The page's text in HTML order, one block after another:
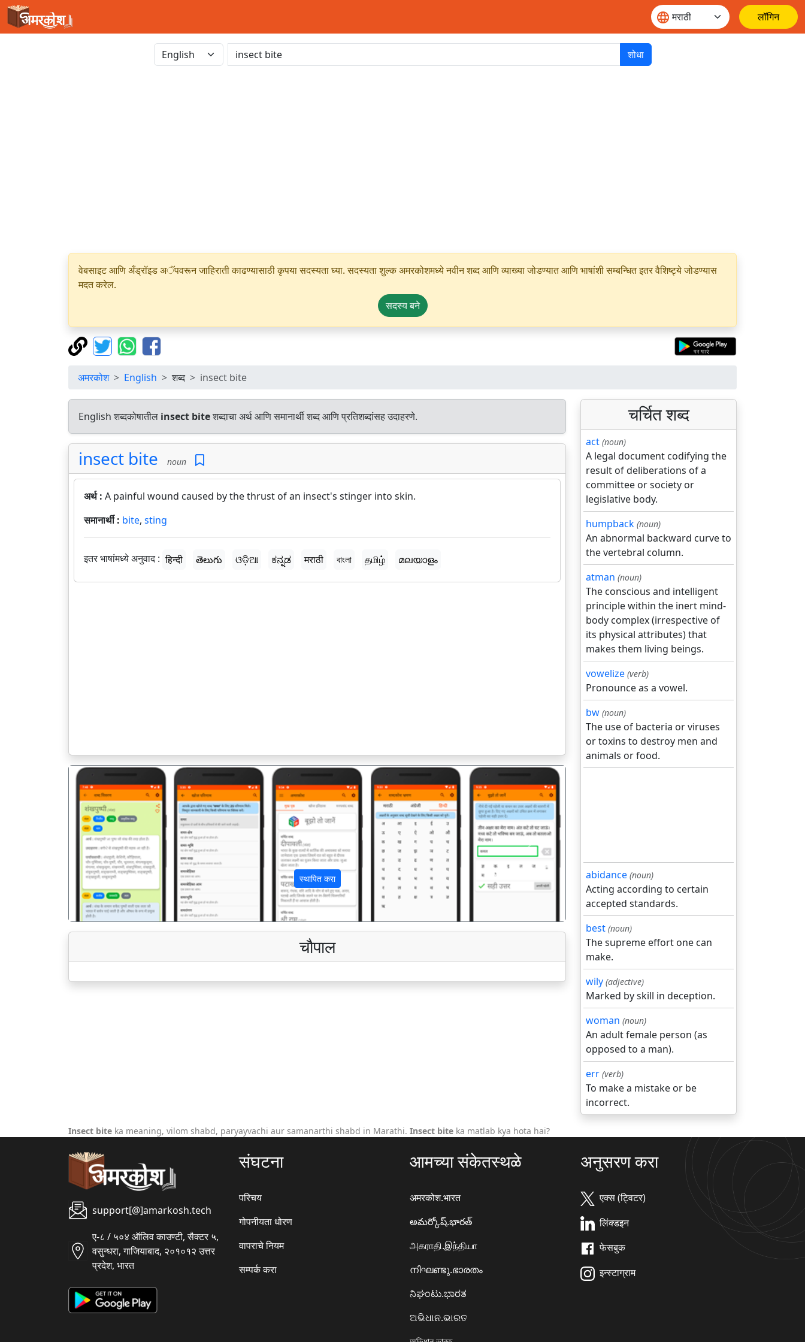
लॉगिन
शोधा
वेबसाइट आणि अँड्रॉइड अॅपवरून जाहिराती काढण्यासाठी कृपया सदस्यता घ्या. सदस्यता शुल्क अमरकोशमध्ये नवीन शब्द आणि व्याख्या जोडण्यात आणि भाषांशी सम्बन्धित इतर वैशिष्ट्ये जोडण्यास
मदत करेल.
सदस्य बने
अमरकोश English शब्द insect bite
English शब्दकोषातील insect biteशब्दाचा अर्थ आणि समानार्थी शब्द आणि प्रतिशब्दांसह उदाहरणे.
insect bite noun
अर्थ : A painful wound caused by the thrust of an insect's stinger into skin.
समानार्थी : bite, sting
इतर भाषांमध्ये अनुवाद : हिन्दी తెలుగు ଓଡ଼ିଆ ಕನ್ನಡ मराठी বাংলা தமிழ் മലയാളം
स्थापित करा
पिछला अगला
चौपाल
चर्चित शब्द
act (noun)
A legal document codifying the
result of deliberations of a
committee or society or
legislative body.
humpback (noun)
An abnormal backward curve to
the vertebral column.
atman (noun)
The conscious and intelligent
principle within the inert mind-
body complex (irrespective of
its physical attributes) that
makes them living beings.
vowelize (verb)
Pronounce as a vowel.
bw (noun)
The use of bacteria or viruses
or toxins to destroy men and
animals or food.
abidance (noun)
Acting according to certain
accepted standards.
best (noun)
The supreme effort one can
make.
wily (adjective)
Marked by skill in deception.
woman (noun)
An adult female person (as
opposed to a man).
err (verb)
To make a mistake or be
incorrect.
Insect bite ka meaning, vilom shabd, paryayvachi aur samanarthi shabd in Marathi. Insect bite ka matlab kya hota hai?
support[@]amarkosh.tech
ए-८ / ५०४ ऑलिव काउण्टी, सैक्टर ५,
वसुन्धरा, गाजियाबाद, २०१०१२ उत्तर
प्रदेश, भारत
संघटना
परिचय
गोपनीयता धोरण
वापराचे नियम
सम्पर्क करा
आमच्या संकेतस्थळे
अमरकोश.भारत
అమర్కోష్.భారత్
அகராதி.இந்தியா
നിഘണ്ടു.ഭാരതം
ನಿಘಂಟು.ಭಾರತ
ଅଭିଧାନ.ଭାରତ
अनुसरण करा
एक्स (ट्विटर)
लिंक्डइन
फेसबुक
इन्स्टाग्राम